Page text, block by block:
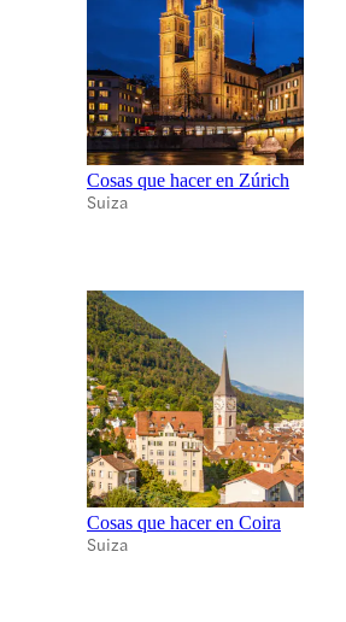
Cosas que hacer en Zúrich
Suiza
Cosas que hacer en Coira
Suiza